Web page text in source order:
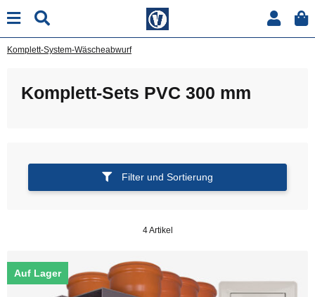
Komplett-System-Wäscheabwurf
Komplett-Sets PVC 300 mm
Filter und Sortierung
4 Artikel
Auf Lager